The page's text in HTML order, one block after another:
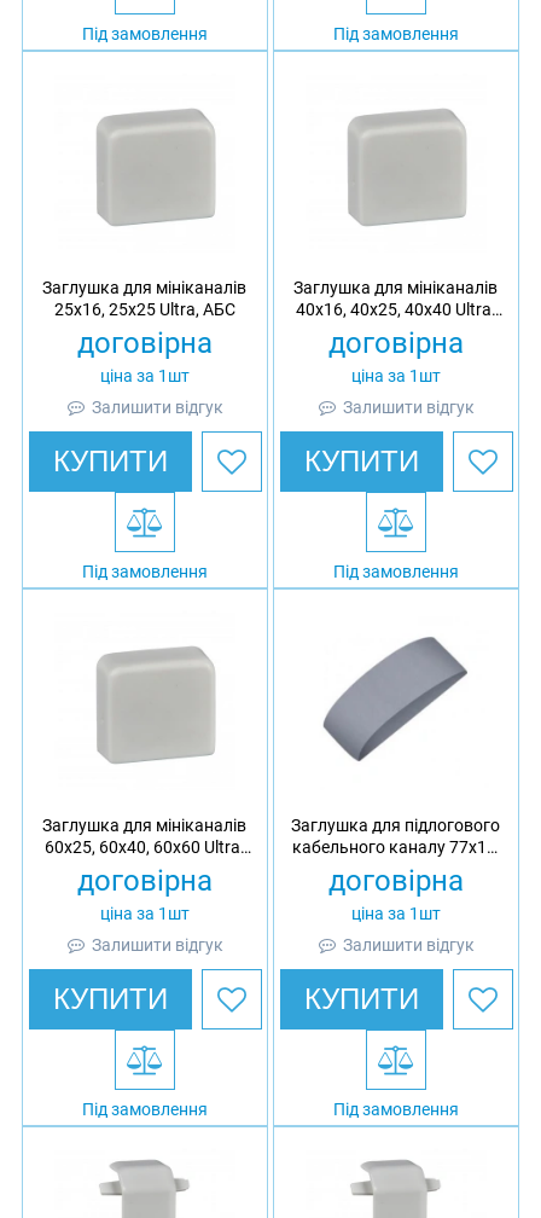
Під замовлення Під замовлення
Заглушка для мініканалів
25x16, 25x25 Ultra, АБС
договірна
ціна за 1шт
Залишити відгук
КУПИТИ
Під замовлення
Заглушка для мініканалів
40x16, 40x25, 40x40 Ultra,
АБС
договірна
ціна за 1шт
Залишити відгук
КУПИТИ
Під замовлення
Заглушка для мініканалів
60x25, 60x40, 60x60 Ultra,
АБС
договірна
ціна за 1шт
Залишити відгук
КУПИТИ
Під замовлення
Заглушка для підлогового
кабельного каналу 77x19,
Ultra, ПВХ
договірна
ціна за 1шт
Залишити відгук
КУПИТИ
Під замовлення